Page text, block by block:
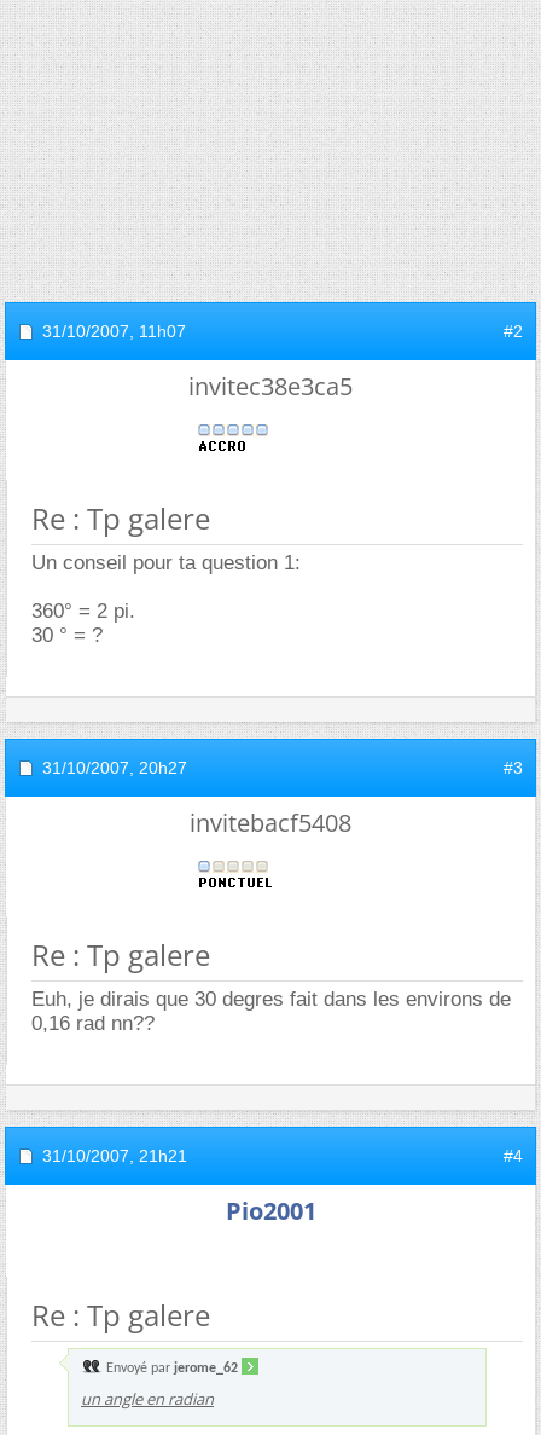
31/10/2007, 11h07 #2
invitec38e3ca5
Re : Tp galere
Un conseil pour ta question 1:
360° = 2 pi.
30 ° = ?
31/10/2007, 20h27 #3
invitebacf5408
Re : Tp galere
Euh, je dirais que 30 degres fait dans les environs de
0,16 rad nn??
31/10/2007, 21h21 #4
Pio2001
Re : Tp galere
Envoyé par jerome_62
un angle en radian